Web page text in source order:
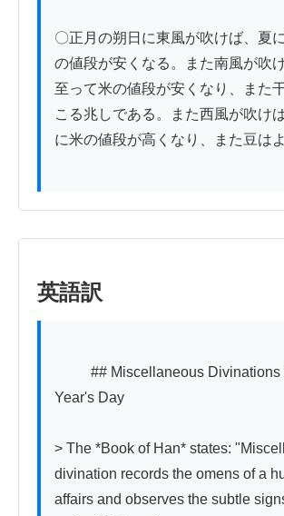
〇正月の朔日に東風が吹けば、夏
の値段が安くなる。また南風が吹
至って米の値段が安くなり、また
こる兆しである。また西風が吹け
に米の値段が高くなり、また豆は
英語訳
Year's Day
> The *Book of Han* states:
divination records the omens of a
affairs and observes the subtle